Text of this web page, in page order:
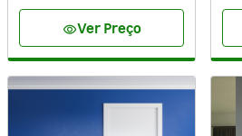
visibilityVer Preço